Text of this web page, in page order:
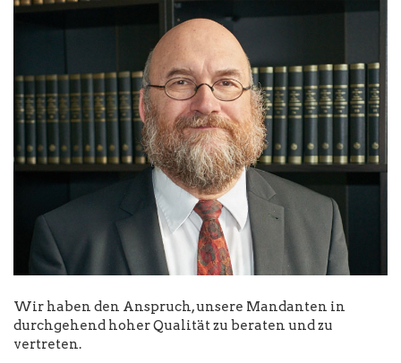
Wir haben den Anspruch, unsere Mandanten in
durchgehend hoher Qualität zu beraten und zu
vertreten.